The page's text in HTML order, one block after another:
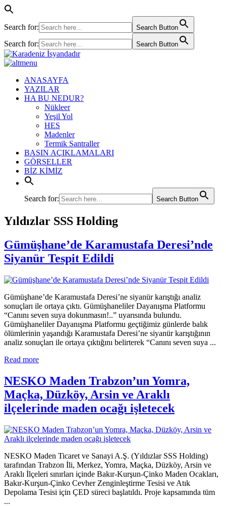
Search for: Search Button
Search for: Search Button
ANASAYFA
YAZILAR
HA BU NEDUR?
Nükleer
Yeşil Yol
HES
Madenler
Termik Santraller
BASIN AÇIKLAMALARI
GÖRSELLER
BİZ KİMİZ
Search for: Search Button
Yıldızlar SSS Holding
Gümüşhane’de Karamustafa Deresi’nde
Siyanür Tespit Edildi
Gümüşhane’de Karamustafa Deresi’ne siyanür karıştığı analiz
sonuçları ile ortaya çıktı. Gümüşhaneliler Dayanışma Platformu
“Canını seven suya dokunmasın!..” uyarısında bulundu.
Gümüşhaneliler Dayanışma Platformu geçtiğimiz günlerde balık
ölümlerinin yaşandığı Karamustafa Deresi’ne siyanür karıştığının
analiz sonuçları ile ortaya çıktığını belirterek “Canını seven suya ...
Read more
NESKO Maden Trabzon’un Yomra,
Maçka, Düzköy, Arsin ve Araklı
ilçelerinde maden ocağı işletecek
NESKO Maden Ticaret ve Sanayi A.Ş. (Yıldızlar SSS Holding)
tarafından Trabzon İli, Merkez, Yomra, Maçka, Düzköy, Arsin ve
Araklı İlçeleri sınırları içinde Bakır-Kurşun-Çinko Maden Ocakları,
Bakır-Kurşun-Çinko Cevher Zenginleştirme Tesisi ve Atık
Depolama Tesisi için ÇED süreci başlatıldı. Proje kapsamında tüm
...